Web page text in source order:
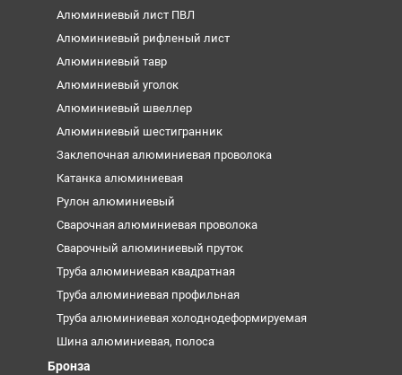
Алюминиевый лист ПВЛ
Алюминиевый рифленый лист
Алюминиевый тавр
Алюминиевый уголок
Алюминиевый швеллер
Алюминиевый шестигранник
Заклепочная алюминиевая проволока
Катанка алюминиевая
Рулон алюминиевый
Сварочная алюминиевая проволока
Сварочный алюминиевый пруток
Труба алюминиевая квадратная
Труба алюминиевая профильная
Труба алюминиевая холоднодеформируемая
Шина алюминиевая, полоса
Бронза